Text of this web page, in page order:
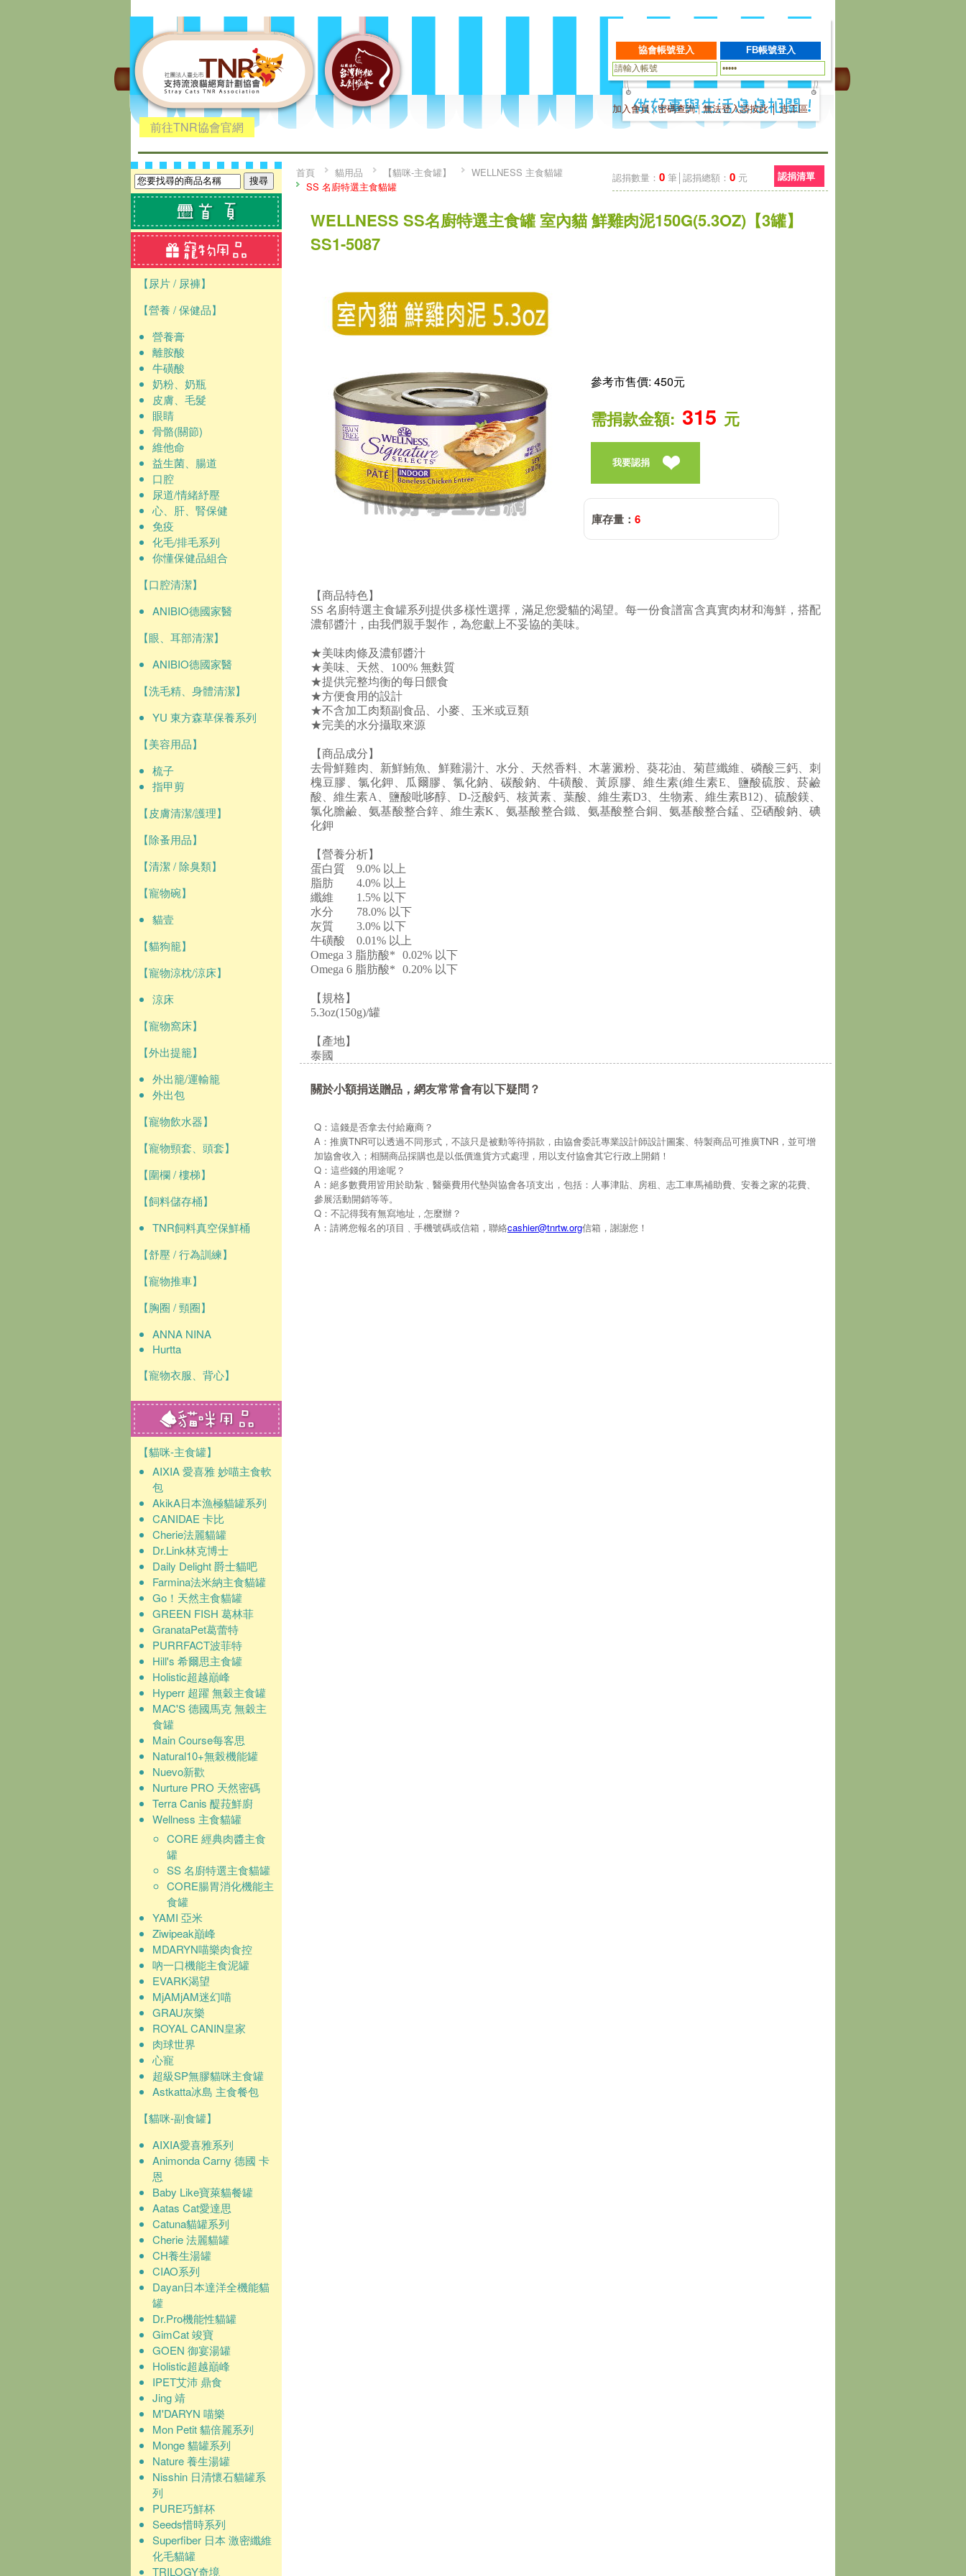
前往TNR協會官網
加入會員|密碼查詢|無法登入請按此│志工區
【尿片 / 尿褲】
【營養 / 保健品】
營養膏
離胺酸
牛磺酸
奶粉、奶瓶
皮膚、毛髮
眼睛
骨骼(關節)
維他命
益生菌、腸道
口腔
尿道/情緒紓壓
心、肝、腎保健
免疫
化毛/排毛系列
你懂保健品組合
【口腔清潔】
ANIBIO德國家醫
【眼、耳部清潔】
ANIBIO德國家醫
【洗毛精、身體清潔】
YU 東方森草保養系列
【美容用品】
梳子
指甲剪
【皮膚清潔/護理】
【除蚤用品】
【清潔 / 除臭類】
【寵物碗】
貓壹
【貓狗籠】
【寵物涼枕/涼床】
涼床
【寵物窩床】
【外出提籠】
外出籠/運輸籠
外出包
【寵物飲水器】
【寵物頸套、頭套】
【圍欄 / 樓梯】
【飼料儲存桶】
TNR飼料真空保鮮桶
【舒壓 / 行為訓練】
【寵物推車】
【胸圈 / 頸圈】
ANNA NINA
Hurtta
【寵物衣服、背心】
【貓咪-主食罐】
AIXIA 愛喜雅 妙喵主食軟
包
AkikA日本漁極貓罐系列
CANIDAE 卡比
Cherie法麗貓罐
Dr.Link林克博士
Daily Delight 爵士貓吧
Farmina法米納主食貓罐
Go！天然主食貓罐
GREEN FISH 葛林菲
GranataPet葛蕾特
PURRFACT波菲特
Hill's 希爾思主食罐
Holistic超越巔峰
Hyperr 超躍 無穀主食罐
MAC'S 德國馬克 無穀主
食罐
Main Course每客思
Natural10+無榖機能罐
Nuevo新歡
Nurture PRO 天然密碼
Terra Canis 醍菈鮮廚
Wellness 主食貓罐
CORE 經典肉醬主食
罐
SS 名廚特選主食貓罐
CORE腸胃消化機能主
食罐
YAMI 亞米
Ziwipeak巔峰
MDARYN喵樂肉食控
吶一口機能主食泥罐
EVARK渴望
MjAMjAM迷幻喵
GRAU灰樂
ROYAL CANIN皇家
肉球世界
心寵
超級SP無膠貓咪主食罐
Astkatta冰島 主食餐包
【貓咪-副食罐】
AIXIA愛喜雅系列
Animonda Carny 德國 卡
恩
Baby Like寶萊貓餐罐
Aatas Cat愛達思
Catuna貓罐系列
Cherie 法麗貓罐
CH養生湯罐
CIAO系列
Dayan日本達洋全機能貓
罐
Dr.Pro機能性貓罐
GimCat 竣寶
GOEN 御宴湯罐
Holistic超越巔峰
IPET艾沛 鼎食
Jing 靖
M'DARYN 喵樂
Mon Petit 貓倍麗系列
Monge 貓罐系列
Nature 養生湯罐
Nisshin 日清懷石貓罐系
列
PURE巧鮮杯
Seeds惜時系列
Superfiber 日本 激密纖維
化毛貓罐
TRILOGY奇境
認捐數量： 0 筆│認捐總額： 0 元 認捐清單
首頁 貓用品 【貓咪-主食罐】
WELLNESS 主食貓罐
SS 名廚特選主食貓罐
WELLNESS SS名廚特選主食罐 室內貓 鮮雞肉泥150G(5.3OZ)【3罐】
SS1-5087
參考市售價: 450元
需捐款金額: 315 元
我要認捐
庫存量： 6
【商品特色】
SS 名廚特選主食罐系列提供多樣性選擇，滿足您愛貓的渴望。每一份食譜富含真實肉材和海鮮，搭配
濃郁醬汁，由我們親手製作，為您獻上不妥協的美味。
★美味肉條及濃郁醬汁
★美味、天然、100% 無麩質
★提供完整均衡的每日餵食
★方便食用的設計
★不含加工肉類副食品、小麥、玉米或豆類
★完美的水分攝取來源
【商品成分】
去骨鮮雞肉、新鮮鮪魚、鮮雞湯汁、水分、天然香料、木薯澱粉、葵花油、菊苣纖維、磷酸三鈣、刺
槐豆膠、氯化鉀、瓜爾膠、氯化鈉、碳酸鈉、牛磺酸、黃原膠、維生素(維生素E、鹽酸硫胺、菸鹼
酸、維生素A、鹽酸吡哆醇、D-泛酸鈣、核黃素、葉酸、維生素D3、生物素、維生素B12)、硫酸鎂、
氯化膽鹼、氨基酸整合鋅、維生素K、氨基酸整合鐵、氨基酸整合銅、氨基酸整合錳、亞硒酸鈉、碘
化鉀
【營養分析】
蛋白質
9.0% 以上
脂肪
4.0% 以上
纖維
1.5% 以下
水分
78.0% 以下
灰質
3.0% 以下
牛磺酸
0.01% 以上
Omega 3 脂肪酸*
0.02% 以下
Omega 6 脂肪酸*
0.20% 以下
【規格】
5.3oz(150g)/罐
【產地】
泰國
關於小額捐送贈品，網友常常會有以下疑問？
Q：這錢是否拿去付給廠商？
A：推廣TNR可以透過不同形式，不該只是被動等待捐款，由協會委託專業設計師設計圖案、特製商品可推廣TNR，並可增
加協會收入；相關商品採購也是以低價進貨方式處理，用以支付協會其它行政上開銷！
Q：這些錢的用途呢？
A：絕多數費用皆用於助紮﹑醫藥費用代墊與協會各項支出，包括：人事津貼、房租、志工車馬補助費、安養之家的花費、
參展活動開銷等等。
Q：不記得我有無寫地址，怎麼辦？
A：請將您報名的項目﹑手機號碼或信箱，聯絡cashier@tnrtw.org信箱，謝謝您！